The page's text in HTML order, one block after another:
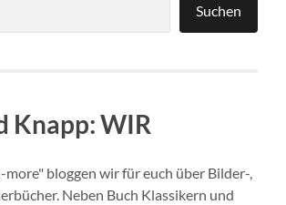
Suchen
Knapp: WIR
bloggen wir für euch über Bilder-,
Neben Buch Klassikern und